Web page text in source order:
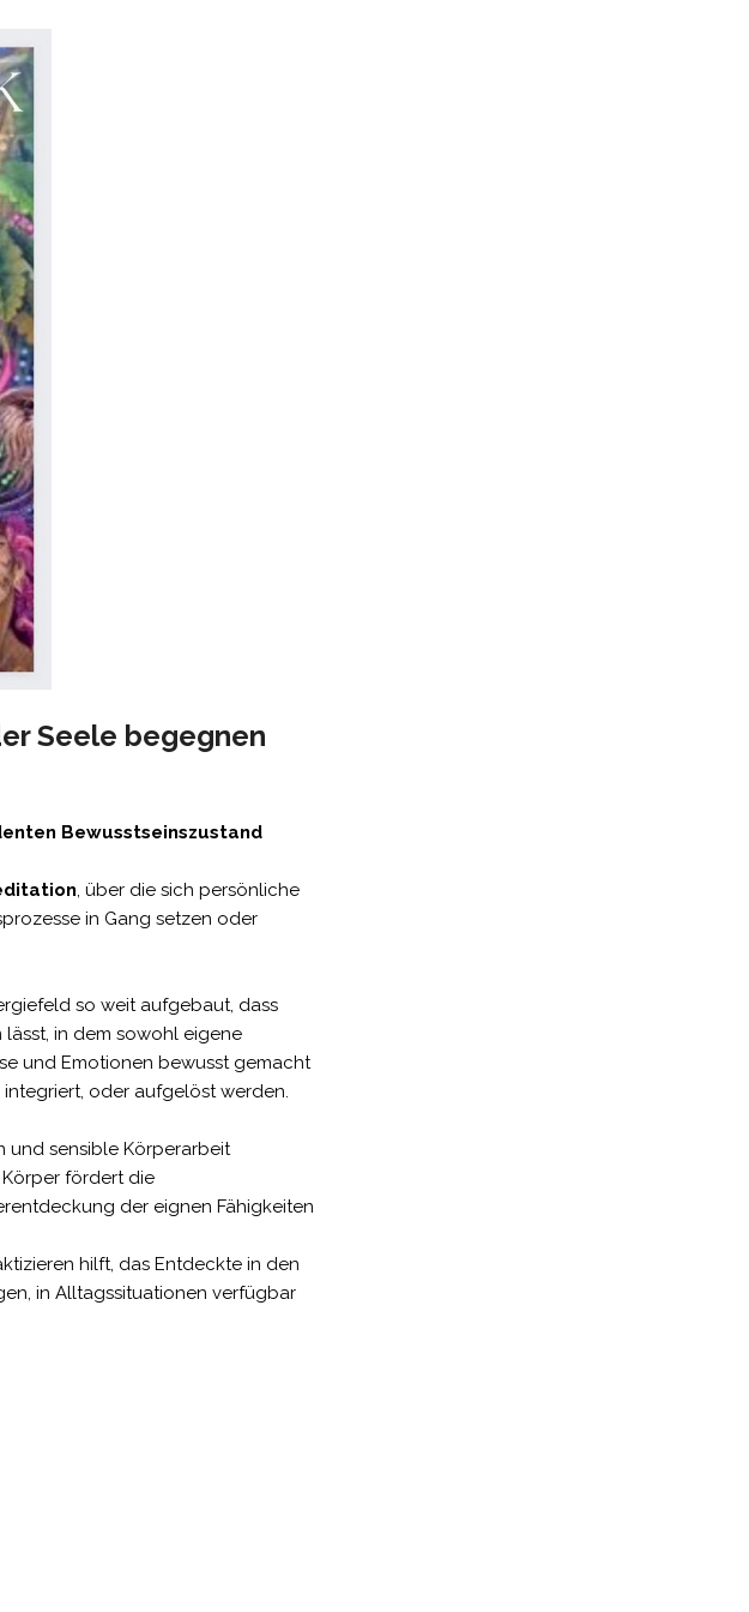
Seele begegnen
Bewusstseinszustand
, über die sich persönliche
in Gang setzen oder
so weit aufgebaut, dass
in dem sowohl eigene
und Emotionen bewusst gemacht
oder aufgelöst werden.
und sensible Körperarbeit
Körper fördert die
der eignen Fähigkeiten
hilft, das Entdeckte in den
in Alltagssituationen verfügbar